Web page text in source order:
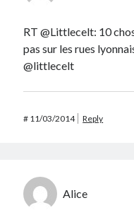
RT @Littlecelt: 10
pas sur les rues
@littlecelt
# 11/03/2014 Reply
Alice